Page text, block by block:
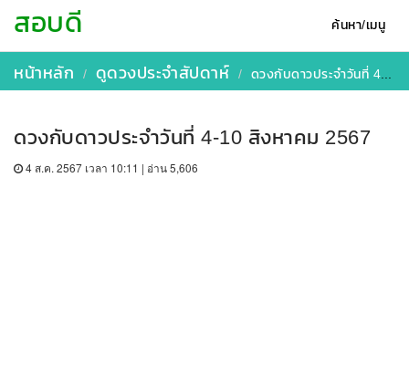
ค้นหา/เมนู
สอบดี
หน้าหลัก ดูดวงประจำสัปดาห์ ดวงกับดาวประจำวันที่ 4-10 สิงหาคม 2567
ดวงกับดาวประจำวันที่ 4-10 สิงหาคม 2567
4 ส.ค. 2567 เวลา 10:11 | อ่าน 5,606